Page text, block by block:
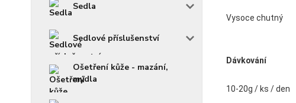
Sedla
Sedlové příslušenství
Ošetření kůže - mazání,
mýdla
Vysoce chutný
Dávkování
10-20g / ks / den